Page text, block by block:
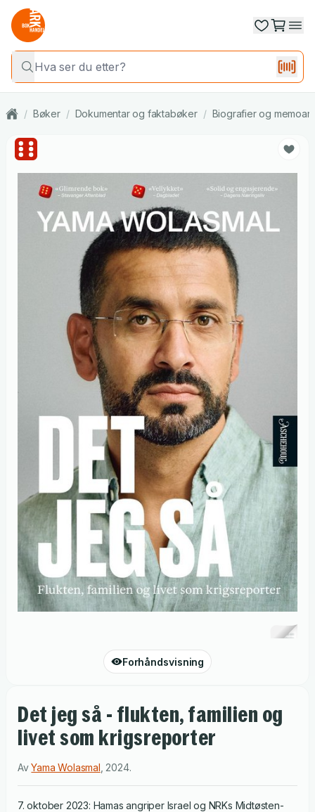
/ Bøker / Dokumentar og faktabøker / Biografier og
Forhåndsvisning
Det jeg så - flukten, familien og
livet som krigsreporter
AvYama Wolasmal 2024.
7. oktober 2023: Hamas angriper Israel og NRKs Midtøsten-